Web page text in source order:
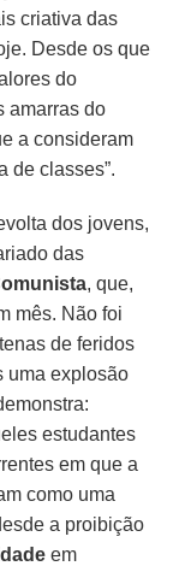
criativa das
Desde os que
do
amarras do
a consideram
de classes”.
dos jovens,
das
, que,
mês. Não foi
de feridos
uma explosão
estudantes
em que a
como uma
a proibição
em